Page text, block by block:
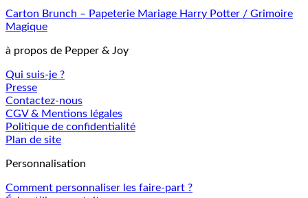
Carton Brunch – Papeterie Mariage Harry Potter / Grimoire
Magique
à propos de Pepper & Joy
Qui suis-je ?
Presse
Contactez-nous
CGV & Mentions légales
Politique de confidentialité
Plan de site
Personnalisation
Comment personnaliser les faire-part ?